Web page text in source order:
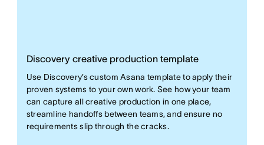
Discovery creative production template
Use Discovery’s custom Asana template to apply their
proven systems to your own work. See how your team
can capture all creative production in one place,
streamline handoffs between teams, and ensure no
requirements slip through the cracks.